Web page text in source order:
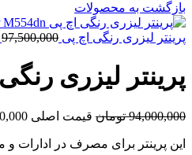
بازگشت به محصولات
پرینتر لیزری رنگی اچ پی HP M554dn 97,500,000
پرینتر لیزری رنگی HP LaserJet Pro M455dn
94,000,000 تومان قیمت اصلی 94,000,000 تومان بود.
این پرینتر برای مصرف در